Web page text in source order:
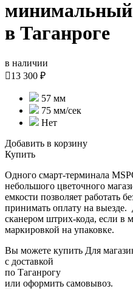
минимальный
в Таганроге
в наличии
13 300 ₽
57 мм
75 мм/cек
Нет
Добавить в корзину
Купить
Одного смарт-терминала
небольшого цветочного
емкости позволяет работать
принимать оплату на
сканером штрих-кода, если в
маркировкой на упаковке.
Вы можете купить Для
с доставкой
по Таганрогу
или оформить самовывоз.